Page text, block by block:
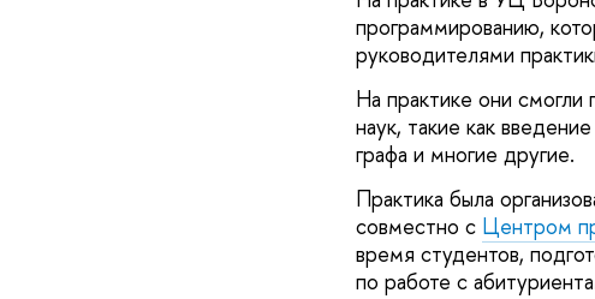
программированию,
руководителями
На практике они
наук, такие как
графа и многие другие.
Практика была
совместно с Центром
время студентов,
по работе с